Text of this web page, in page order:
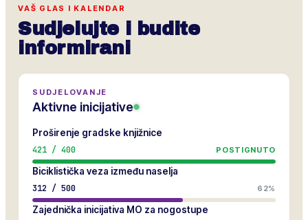
VAŠ GLAS I KALENDAR
Sudjelujte i budite
informirani
SUDJELOVANJE
Aktivne inicijative
Proširenje gradske knjižnice
421 / 400 POSTIGNUTO
Biciklistička veza između naselja
312 / 500 62%
Zajednička inicijativa MO za nogostupe